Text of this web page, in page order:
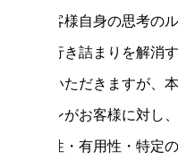
は、お客様自身の思考の
な波・行き詰まりを解消
させていただきますが、
当サロンがお客様に対し
・正確性・有用性・特定